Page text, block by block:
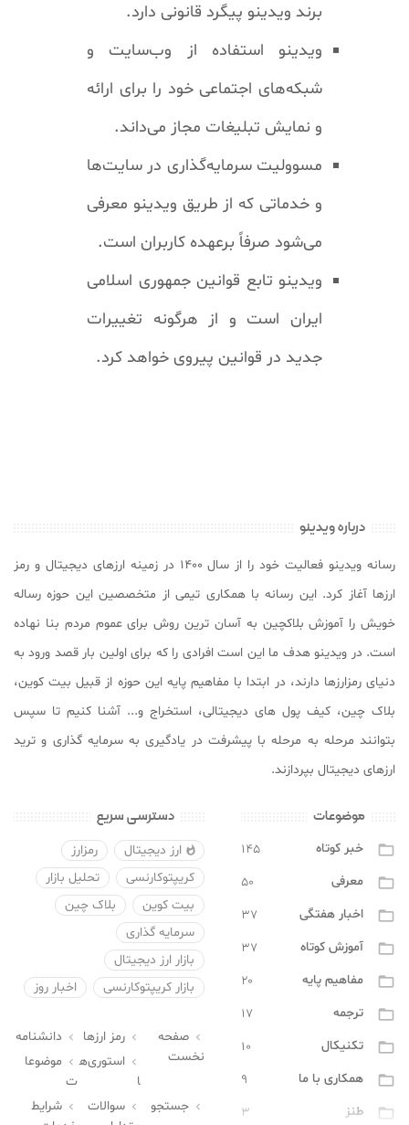
برند ویدینو پیگرد قانونی دارد.
ویدینو استفاده از وب‌سایت و
شبکه‌های اجتماعی خود را برای ارائه
و نمایش تبلیغات مجاز می‌داند.
مسوولیت سرمایه‌گذاری در سایت‌ها
و خدماتی که از طریق ویدینو معرفی
می‌شود صرفاً برعهده کاربران است.
ویدینو تابع قوانین جمهوری اسلامی
ایران است و از هرگونه تغییرات
جدید در قوانین پیروی خواهد کرد.
درباره ویدینو
رسانه ویدینو فعالیت خود را از سال ۱۴۰۰ در زمینه ارزهای دیجیتال و رمز
ارزها آغاز کرد. این رسانه با همکاری تیمی از متخصصین این حوزه رساله
خویش را آموزش بلاکچین به آسان ترین روش برای عموم مردم بنا نهاده
است. در ویدینو هدف ما این است افرادی را که برای اولین بار قصد ورود به
دنیای رمزارزها دارند، در ابتدا با مفاهیم پایه این حوزه از قبیل بیت کوین،
بلاک چین، کیف پول های دیجیتالی، استخراج و... آشنا کنیم تا سپس
بتوانند مرحله به مرحله با پیشرفت در یادگیری به سرمایه گذاری و ترید
ارزهای دیجیتال بپردازند.
موضوعات

خبر کوتاه ۱۴۵
 معرفی ۵۰
 اخبار هفتگی ۳۷
 آموزش کوتاه ۳۷
 مفاهیم پایه ۲۰
 ترجمه ۱۷
 تکنیکال ۱۰
 همکاری با ما ۹
 طنز ۳
دسترسی سریع
 ارز دیجیتال
رمزارز
کریپتوکارنسی
تحلیل بازار
بیت کوین
بلاک چین
سرمایه گذاری
بازار ارز دیجیتال
بازار کریپتوکارنسی
اخبار روز
 صفحه
نخست
 رمز ارزها  دانشنامه

استوری‌ه
ا

موضوعا
ت
 جستجو  سوالات
 شرایط